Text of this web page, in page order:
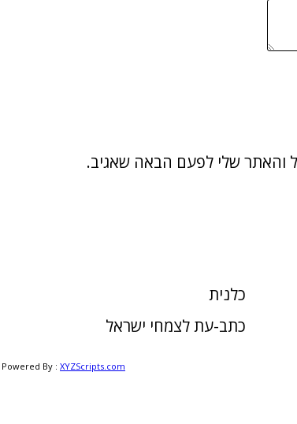
והאתר שלי לפעם הבאה שאגיב.
כלנית
כתב-עת לצמחי ישראל
Powered By : XYZScripts.com